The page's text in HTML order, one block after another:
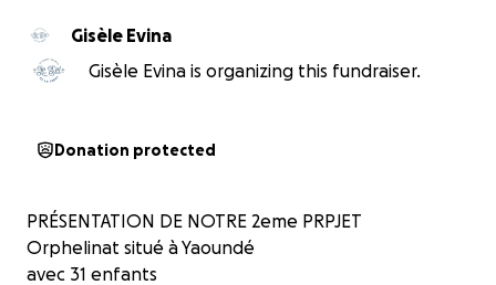
Gisèle Evina
Gisèle Evina is organizing this fundraiser.
Donation protected
PRÉSENTATION DE NOTRE 2eme PRPJET
Orphelinat situé à Yaoundé
avec 31 enfants